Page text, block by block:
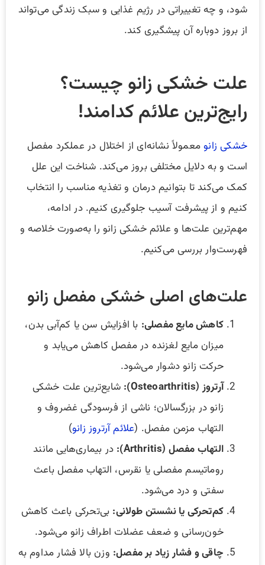
شود، و چه تغییراتی در رژیم غذایی و سبک زندگی می‌تواند
از بروز دوباره آن پیشگیری کند.
علت خشکی زانو چیست؟
رایج‌ترین علائم کدامند!
خشکی زانومعمولاً نشانه‌ای از اختلال در عملکرد مفصل
است و به دلایل مختلفی بروز می‌کند. شناخت این علل
کمک می‌کند تا بتوانیم درمان و تغذیه مناسب را انتخاب
کنیم و از پیشرفت آسیب جلوگیری کنیم. در ادامه،
مهم‌ترین علت‌ها و علائم خشکی زانو را به‌صورت خلاصه و
فهرست‌وار بررسی می‌کنیم.
علت‌های اصلی خشکی مفصل زانو
کاهش مایع مفصلی: با افزایش سن یا کم‌آبی بدن،
میزان مایع لغزنده در مفصل کاهش می‌یابد و
حرکت زانو دشوار می‌شود.
آرتروز (Osteoarthritis):
شایع‌ترین علت خشکی
زانو در بزرگسالان؛ ناشی از فرسودگی غضروف و
التهاب مزمن مفصل. (علائم آرتروز زانو)
التهاب مفصل (Arthritis):
در بیماری‌هایی مانند
روماتیسم مفصلی یا نقرس، التهاب مفصل باعث
سفتی و درد می‌شود.
کم‌تحرکی یا نشستن طولانی: بی‌تحرکی باعث کاهش
خون‌رسانی و ضعف عضلات اطراف زانو می‌شود.
چاقی و فشار زیاد بر مفصل: وزن بالا فشار مداوم به